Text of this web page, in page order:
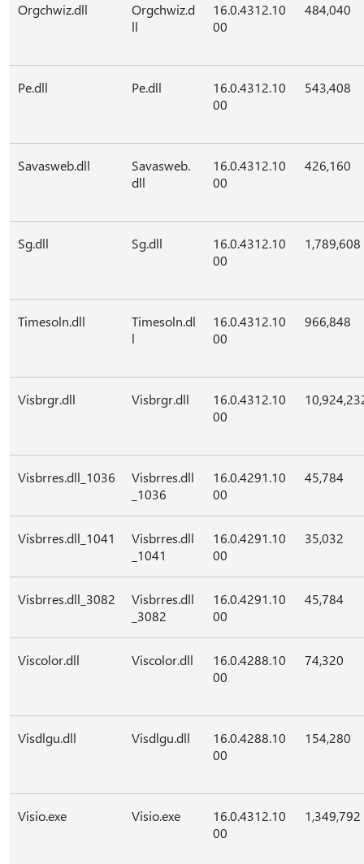
Orgchwiz.dll
Orgchwiz.d
ll
16.0.4312.10
00
484,040
Pe.dll Pe.dll
16.0.4312.10
00
543,408
Savasweb.dll
Savasweb.
dll
16.0.4312.10
00
426,160
Sg.dll Sg.dll
16.0.4312.10
00
1,789,608
Timesoln.dll
Timesoln.dl
l
16.0.4312.10
00
966,848
Visbrgr.dll Visbrgr.dll
16.0.4312.10
00
Visbrres.dll_1036
Visbrres.dll
_1036
16.0.4291.10
00
45,784
Visbrres.dll_1041
Visbrres.dll
_1041
16.0.4291.10
00
35,032
Visbrres.dll_3082
Visbrres.dll
_3082
16.0.4291.10
00
45,784
Viscolor.dll Viscolor.dll
16.0.4288.10
00
74,320
Visdlgu.dll Visdlgu.dll
16.0.4288.10
00
154,280
Visio.exe Visio.exe
16.0.4312.10
00
1,349,792